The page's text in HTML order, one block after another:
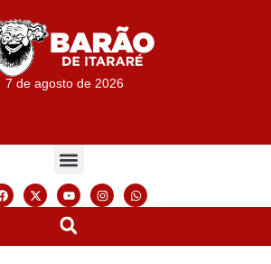
7 de agosto de 2026